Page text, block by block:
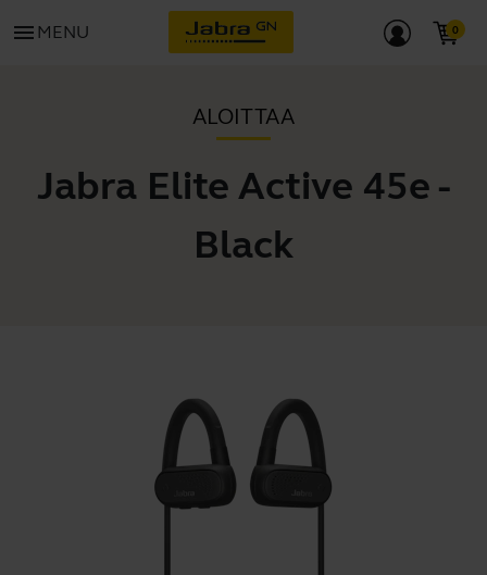
menu MENU
ALOITTAA
Jabra Elite Active 45e -
Black